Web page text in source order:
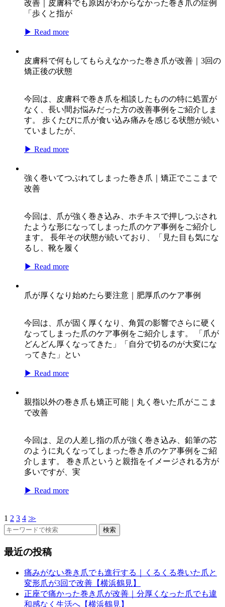
改善｜皮膚科でも原因がわからなかった巻き爪の症例
「歩くと指が
▶ Read more
皮膚科で何もしてもらえなかった巻き爪が改善｜3回の
矯正後の状態
今回は、皮膚科で巻き爪を相談したものの特に処置が
なく、長い間お悩みだった方の改善事例をご紹介しま
す。 歩くたびに爪が食い込み痛みを感じる状態が続い
ていましたが、
▶ Read more
強く巻いてつぶれてしまった巻き爪｜矯正でここまで
改善
今回は、爪が強く巻き込み、ホチキスで押しつぶされ
たような形になってしまった爪のケア事例をご紹介し
ます。 長年その状態が続いており、「見た目も気にな
るし、靴を履く
▶ Read more
爪が厚くなり始めたら要注意｜肥厚爪のケア事例
今回は、爪が固く厚くなり、角質の影響でさらに硬く
なってしまった爪のケア事例をご紹介します。 「爪が
どんどん厚くなってきた」「自分で切るのが大変にな
ってきた」とい
▶ Read more
親指以外の巻き爪も矯正可能｜丸く巻いた爪がここま
で改善
今回は、足の人差し指の爪が強く巻き込み、鉛筆の芯
のように丸くなってしまった巻き爪のケア事例をご紹
介します。 巻き爪というと親指をイメージされる方が
多いですが、実
▶ Read more
1 2 3 4 ≫
検索
最近の投稿
痛みがない巻き爪でも進行する｜くるくる巻いた爪と
変形爪が3回で改善【横浜鶴見】
正座で痛かった巻き爪が改善｜分厚くなった爪でも違
和感なく生活へ【横浜鶴見】